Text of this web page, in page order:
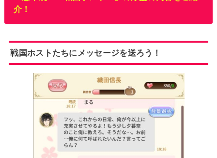
介！
戦国ホストたちにメッセージを送ろう！